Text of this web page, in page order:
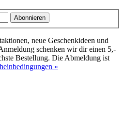
Abonnieren
neue Geschenkideen und
schenken wir dir einen 5,-
Bestellung. Die Abmeldung ist
»